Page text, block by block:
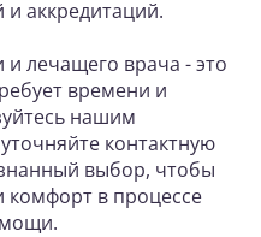
аккредитаций.
лечащего врача - это
времени и
нашим
контактную
выбор, чтобы
комфорт в процессе